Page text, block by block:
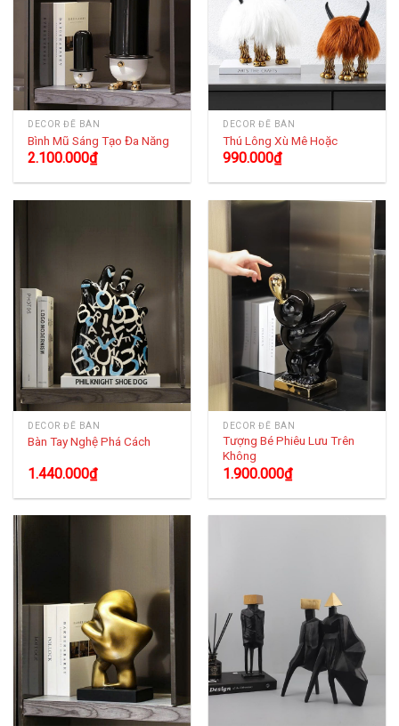
DECOR ĐỂ BÀN
Bình Mũ Sáng Tạo Đa Năng
2.100.000₫
DECOR ĐỂ BÀN
Thú Lông Xù Mê Hoặc
990.000₫
DECOR ĐỂ BÀN
Bàn Tay Nghệ Phá Cách
1.440.000₫
DECOR ĐỂ BÀN
Tượng Bé Phiêu Lưu Trên
Không
1.900.000₫